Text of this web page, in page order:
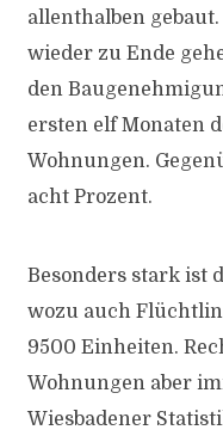
allenthalben
wieder zu Ende
den
ersten elf Monaten
Wohnungen.
acht Prozent.
Besonders stark ist
wozu auch
9500 Einheiten.
Wohnungen aber
Wiesbadener